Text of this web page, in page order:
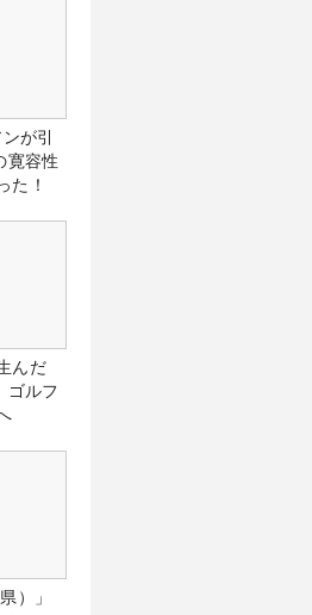
が引
寛容性
た！
んだ
ゴルフ
）」